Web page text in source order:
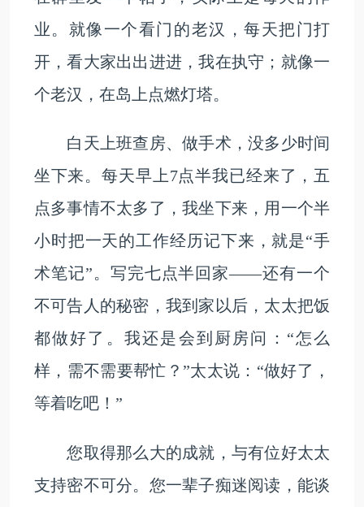
业。就像一个看门的老汉，每天把门打
开，看大家出出进进，我在执守；就像一
个老汉，在岛上点燃灯塔。
白天上班查房、做手术，没多少时间
坐下来。每天早上7点半我已经来了，五
点多事情不太多了，我坐下来，用一个半
小时把一天的工作经历记下来，就是“手
术笔记”。写完七点半回家——还有一个
不可告人的秘密，我到家以后，太太把饭
都做好了。我还是会到厨房问：“怎么
样，需不需要帮忙？”太太说：“做好了，
等着吃吧！”
您取得那么大的成就，与有位好太太
支持密不可分。您一辈子痴迷阅读，能谈